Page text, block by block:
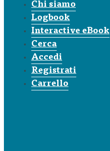
Chi siamo
Logbook
Interactive eBook
Cerca
Accedi
Registrati
Carrello